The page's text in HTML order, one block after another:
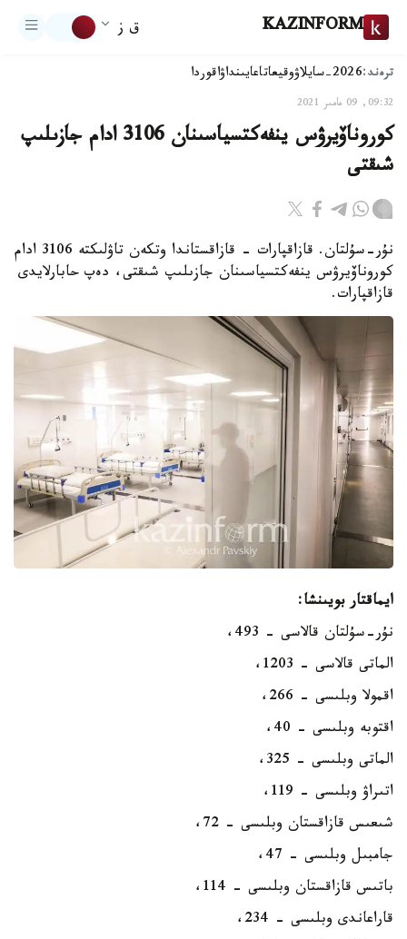
KAZINFORM ق ز
ترەند:2026-سايلاۋ وقيعاتاعايىنداۋاقوردا
09:32, 09 مامىر 2021
كوروناۆيرۋس ينفەكتسياسىنان 3106 ادام جازىلىپ
شىقتى
نۇر-سۇلتان. قازاقپارات - قازاقستاندا وتكەن تاۋلىكتە 3106 ادام
كوروناۆيرۋس ينفەكتسياسىنان جازىلىپ شىقتى، دەپ حابارلايدى
قازاقپارات.
ايماقتار بويىنشا:
نۇر-سۇلتان قالاسى - 493،
الماتى قالاسى - 1203،
اقمولا وبلىسى - 266،
اقتوبە وبلىسى - 40،
الماتى وبلىسى - 325،
اتىراۋ وبلىسى - 119،
شىعىس قازاقستان وبلىسى - 72،
جامبىل وبلىسى - 47،
باتىس قازاقستان وبلىسى - 114،
قاراعاندى وبلىسى - 234،